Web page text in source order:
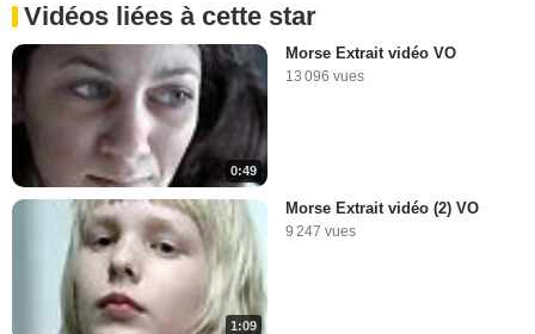
Vidéos liées à cette star
0:49
Morse Extrait vidéo VO
13 096 vues
1:09
Morse Extrait vidéo (2) VO
9 247 vues